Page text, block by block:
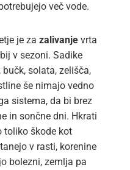
več vode.
je za zalivanje vrta
v sezoni. Sadike
solata, zelišča,
še nimajo vedno
sistema, da bi brez
in sončne dni. Hkrati
toliko škode kot
v rasti, korenine
bolezni, zemlja pa